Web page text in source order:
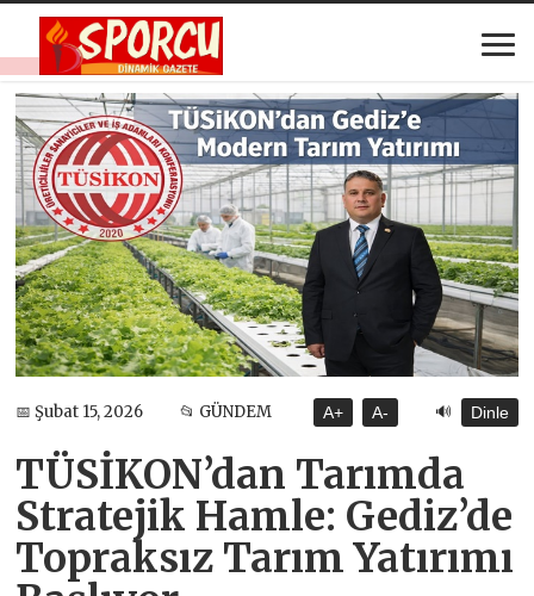
📅 Şubat 15, 2026 📂 GÜNDEM A+ A- 🔊 Dinle
TÜSİKON’dan Tarımda
Stratejik Hamle: Gediz’de
Topraksız Tarım Yatırımı